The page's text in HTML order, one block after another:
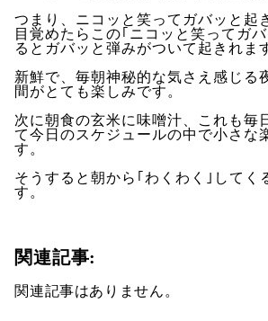
つまり、ニコッと笑ってガバッと起
目覚めたらこの｢ニコッと笑ってガ
るとガバッと弾みがついて起きれま
新鮮で、毎朝神秘的な気さえ感じる
間がとても楽しみです。
次に朝食の玄米に味噌汁、これも毎
て今日のスケジュールの中で小さな
す。
そうすると朝から｢わくわく｣してく
す。
関連記事:
関連記事はありません。